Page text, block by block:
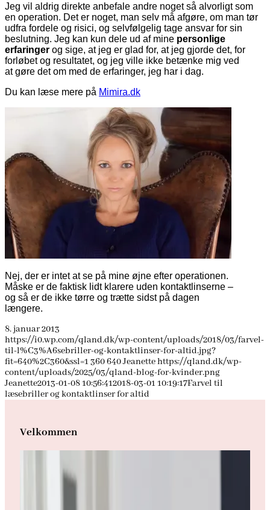
Jeg vil aldrig direkte anbefale andre noget så alvorligt som
en operation. Det er noget, man selv må afgøre, om man tør
udfra fordele og risici, og selvfølgelig tage ansvar for sin
beslutning. Jeg kan kun dele ud af mine personlige
erfaringer og sige, at jeg er glad for, at jeg gjorde det, for
forløbet og resultatet, og jeg ville ikke betænke mig ved
at gøre det om med de erfaringer, jeg har i dag.
Du kan læse mere på Mimira.dk
Nej, der er intet at se på mine øjne efter operationen.
Måske er de faktisk lidt klarere uden kontaktlinserne –
og så er de ikke tørre og trætte sidst på dagen
længere.
8. januar 2013
https://i0.wp.com/qland.dk/wp-content/uploads/2018/03/farvel-
til-l%C3%A6sebriller-og-kontaktlinser-for-altid.jpg?
fit=640%2C360&ssl=1 360640Jeanettehttps://qland.dk/wp-
content/uploads/2025/03/qland-blog-for-kvinder.png
Jeanette2013-01-08 10:56:412018-03-01 10:19:17Farvel til
læsebriller og kontaktlinser for altid
Velkommen